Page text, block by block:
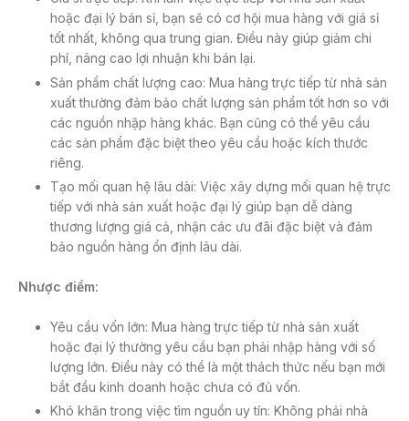
hoặc đại lý bán sỉ, bạn sẽ có cơ hội mua hàng với giá sỉ
tốt nhất, không qua trung gian. Điều này giúp giảm chi
phí, nâng cao lợi nhuận khi bán lại.
Sản phẩm chất lượng cao: Mua hàng trực tiếp từ nhà sản
xuất thường đảm bảo chất lượng sản phẩm tốt hơn so với
các nguồn nhập hàng khác. Bạn cũng có thể yêu cầu
các sản phẩm đặc biệt theo yêu cầu hoặc kích thước
riêng.
Tạo mối quan hệ lâu dài: Việc xây dựng mối quan hệ trực
tiếp với nhà sản xuất hoặc đại lý giúp bạn dễ dàng
thương lượng giá cả, nhận các ưu đãi đặc biệt và đảm
bảo nguồn hàng ổn định lâu dài.
Nhược điểm:
Yêu cầu vốn lớn: Mua hàng trực tiếp từ nhà sản xuất
hoặc đại lý thường yêu cầu bạn phải nhập hàng với số
lượng lớn. Điều này có thể là một thách thức nếu bạn mới
bắt đầu kinh doanh hoặc chưa có đủ vốn.
Khó khăn trong việc tìm nguồn uy tín: Không phải nhà